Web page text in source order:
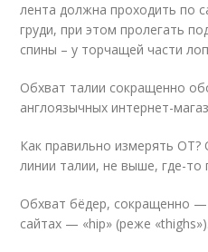
лента должна проходить по
груди, при этом пролегать
спины – у торчащей части
Обхват талии сокращенно
англоязычных интернет-
Как правильно измерять ОТ?
линии талии, не выше, где-то
Обхват бёдер, сокращенно —
сайтах — «hip» (реже «thighs»).